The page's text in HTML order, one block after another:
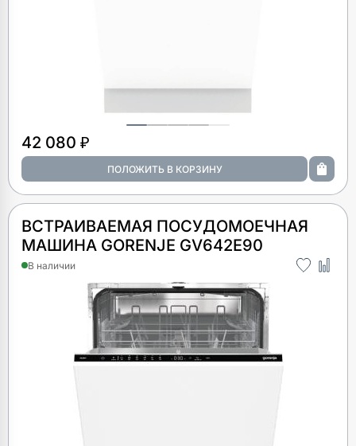
42 080 ₽
ВСТРАИВАЕМАЯ ПОСУДОМОЕЧНАЯ
МАШИНА GORENJE GV642E90
В наличии